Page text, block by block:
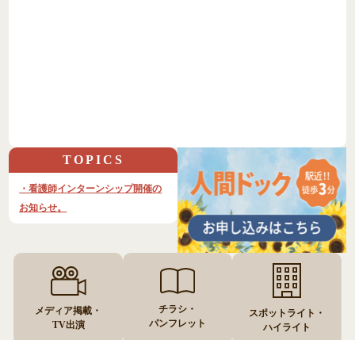
TOPICS
・看護師インターンシップ開催の
お知らせ。
メディア掲載・
TV出演
チラシ・
パンフレット
スポットライト・
ハイライト